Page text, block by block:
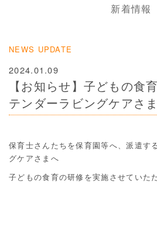
新着情報
NEWS UPDATE
2024.01.09
【お知らせ】子どもの食
テンダーラビングケアさ
保育士さんたちを保育園等へ、派遣す
グケアさまへ
子どもの食育の研修を実施させていた